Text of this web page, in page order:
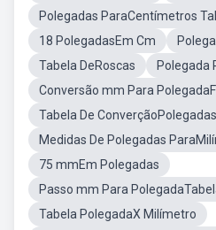
Polegadas ParaCentímetros
18 PolegadasEm Cm
Tabela DeRoscas
Polegada
Conversão mm Para
Tabela De
Medidas De Polegadas
75 mmEm Polegadas
Passo mm Para
Tabela PolegadaX Milímetro